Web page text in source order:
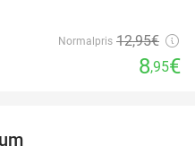
Normalpris 12,95€
8,95€